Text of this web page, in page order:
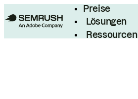
Preise
Lösungen
Ressourcen